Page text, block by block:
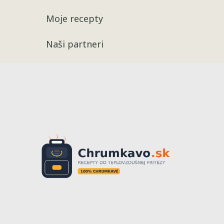
Moje recepty
Naši partneri